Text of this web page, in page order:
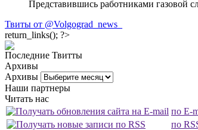
Представившись работниками газовой
Твиты от @Volgograd_news_
return_links(); ?>
Последние Твитты
Архивы
Архивы
Наши партнеры
Читать нас
по E-
по